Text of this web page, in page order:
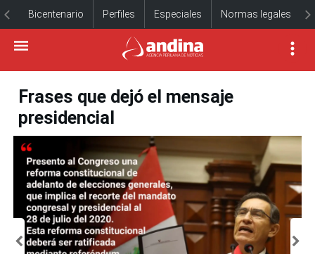
Bicentenario Perfiles Especiales Normas legales
Frases que dejó el mensaje
presidencial